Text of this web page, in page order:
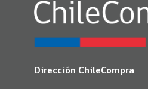
Dirección ChileCompra